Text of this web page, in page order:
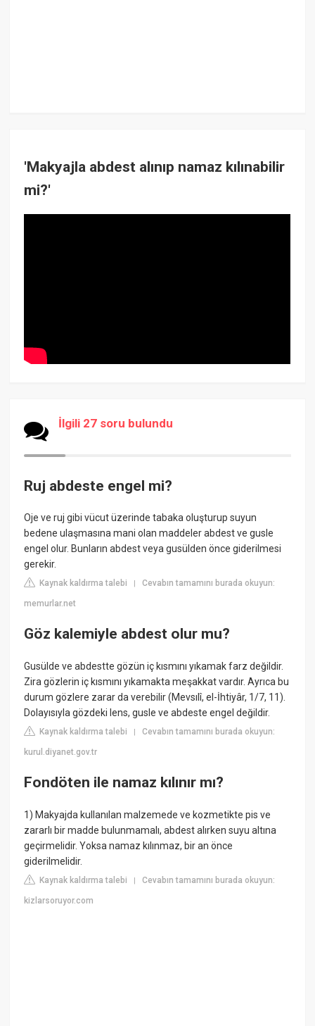
'Makyajla abdest alınıp namaz kılınabilir
mi?'
İlgili 27 soru bulundu
Ruj abdeste engel mi?
Oje ve ruj gibi vücut üzerinde tabaka oluşturup suyun
bedene ulaşmasına mani olan maddeler abdest ve gusle
engel olur. Bunların abdest veya gusülden önce giderilmesi
gerekir.
Kaynak kaldırma talebi |Cevabın tamamını burada okuyun:
memurlar.net
Göz kalemiyle abdest olur mu?
Gusülde ve abdestte gözün iç kısmını yıkamak farz değildir.
Zira gözlerin iç kısmını yıkamakta meşakkat vardır. Ayrıca bu
durum gözlere zarar da verebilir (Mevsılî, el-İhtiyâr, 1/7, 11).
Dolayısıyla gözdeki lens, gusle ve abdeste engel değildir.
Kaynak kaldırma talebi |Cevabın tamamını burada okuyun:
kurul.diyanet.gov.tr
Fondöten ile namaz kılınır mı?
1) Makyajda kullanılan malzemede ve kozmetikte pis ve
zararlı bir madde bulunmamalı, abdest alırken suyu altına
geçirmelidir. Yoksa namaz kılınmaz, bir an önce
giderilmelidir.
Kaynak kaldırma talebi |Cevabın tamamını burada okuyun:
kizlarsoruyor.com